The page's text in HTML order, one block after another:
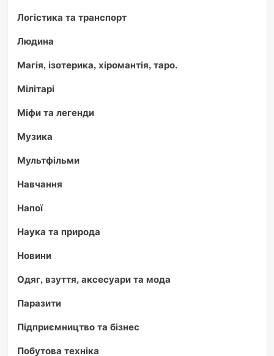
Логістика та транспорт
Людина
Магія, ізотерика, хіромантія, таро.
Мілітарі
Міфи та легенди
Музика
Мультфільми
Навчання
Напої
Наука та природа
Новини
Одяг, взуття, аксесуари та мода
Паразити
Підприємництво та бізнес
Побутова техніка